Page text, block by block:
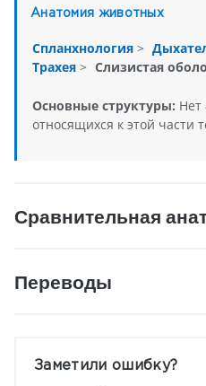
Анатомия животных
Спланхнология >
Трахея > Слизистая
Основные структуры: Нет
относящихся к этой части
Сравнительная
Переводы
Заметили ошибку?